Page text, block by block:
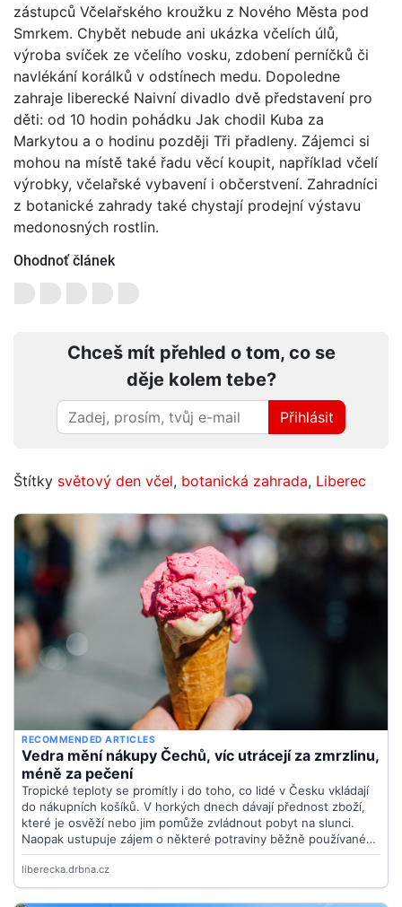
zástupců Včelařského kroužku z Nového Města pod
Smrkem. Chybět nebude ani ukázka včelích úlů,
výroba svíček ze včelího vosku, zdobení perníčků či
navlékání korálků v odstínech medu. Dopoledne
zahraje liberecké Naivní divadlo dvě představení pro
děti: od 10 hodin pohádku Jak chodil Kuba za
Markytou a o hodinu později Tři přadleny. Zájemci si
mohou na místě také řadu věcí koupit, například včelí
výrobky, včelařské vybavení i občerstvení. Zahradníci
z botanické zahrady také chystají prodejní výstavu
medonosných rostlin.
Ohodnoť článek
Chceš mít přehled o tom, co se
děje kolem tebe?
Přihlásit
Štítky světový den včel, botanická zahrada, Liberec